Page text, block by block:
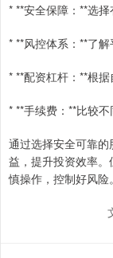
* **安全保障：**选择
* **风控体系：**了解
* **配资杠杆：**根
* **手续费：**比较
通过选择安全可靠
益，提升投资效率
慎操作，控制好风险。